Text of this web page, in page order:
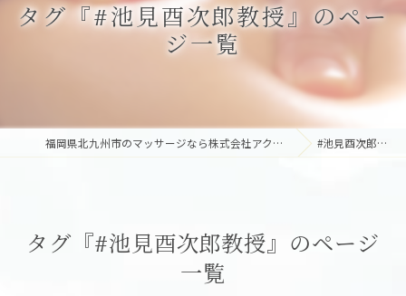
タグ『#池見酉次郎教授』のペー
ジ一覧
福岡県北九州市のマッサージなら株式会社アクアテラピー #池見酉次郎教授
タグ『#池見酉次郎教授』のページ
一覧